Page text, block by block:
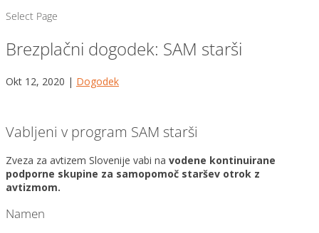
Select Page
Brezplačni dogodek: SAM starši
Okt 12, 2020 | Dogodek
Vabljeni v program SAM starši
Zveza za avtizem Slovenije vabi na vodene kontinuirane
podporne skupine za samopomoč staršev otrok z
avtizmom.
Namen